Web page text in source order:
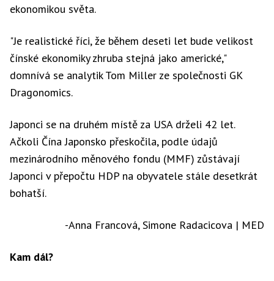
ekonomikou světa.
"Je realistické říci, že během deseti let bude velikost
čínské ekonomiky zhruba stejná jako americké,"
domnívá se analytik Tom Miller ze společnosti GK
Dragonomics.
Japonci se na druhém místě za USA drželi 42 let.
Ačkoli Čína Japonsko přeskočila, podle údajů
mezinárodního měnového fondu (MMF) zůstávají
Japonci v přepočtu HDP na obyvatele stále desetkrát
bohatší.
-Anna Francová, Simone Radacicova | MED
Kam dál?